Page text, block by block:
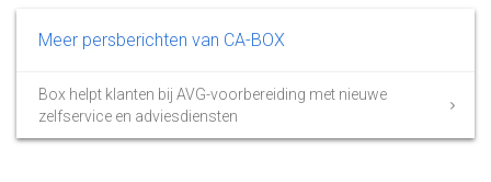
Meer persberichten van CA-BOX
Box helpt klanten bij AVG-voorbereiding met nieuwe
zelfservice en adviesdiensten